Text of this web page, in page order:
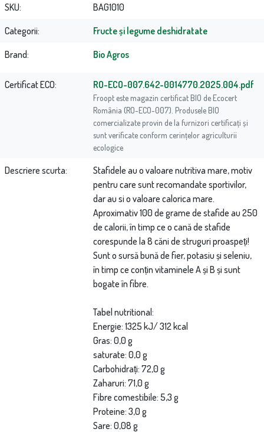
SKU
BAG1010
Categorii
Fructe și legume deshidratate
Brand
Bio Agros
Certificat ECO RO-ECO-007.642-0014770.2025.004.pdf
Froopt este magazin certificat BIO de Ecocert
România (RO-ECO-007). Produsele BIO
comercializate provin de la furnizori certificați și
sunt verificate conform cerințelor agriculturii
ecologice
Descriere scurta
Stafidele au o valoare nutritiva mare, motiv
pentru care sunt recomandate sportivilor,
dar au si o valoare calorica mare.
Aproximativ 100 de grame de stafide au 250
de calorii, în timp ce o cană de stafide
corespunde la 8 căni de struguri proaspeți!
Sunt o sursă bună de fier, potasiu și seleniu,
în timp ce conțin vitaminele A și B și sunt
bogate în fibre.
Tabel nutritional:
Energie: 1325 kJ/ 312 kcal
Gras: 0,0 g
saturate: 0,0 g
Carbohidrați: 72,0 g
Zaharuri: 71,0 g
Fibre comestibile: 5,3 g
Proteine: 3,0 g
Sare: 0,08 g